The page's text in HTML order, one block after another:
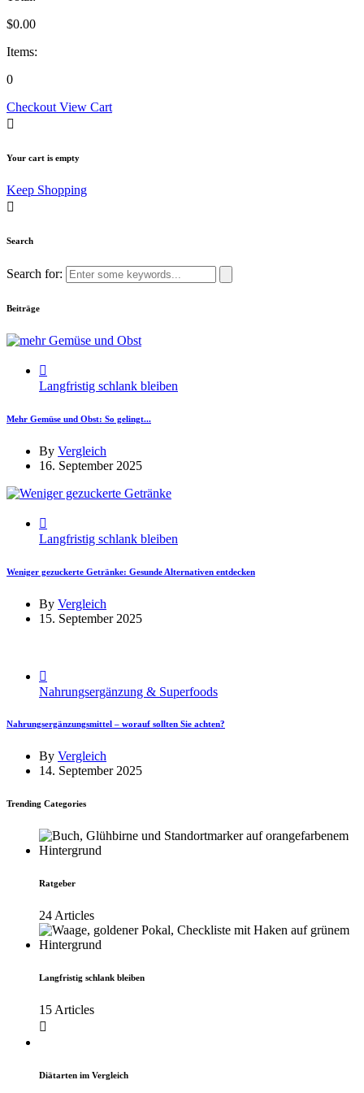
$0.00
Items:
0
Checkout View Cart
Your cart is empty
Keep Shopping
Search
Search for:
Beiträge
Langfristig schlank bleiben
Mehr Gemüse und Obst: So gelingt...
By Vergleich
16. September 2025
Langfristig schlank bleiben
Weniger gezuckerte Getränke: Gesunde Alternativen entdecken
By Vergleich
15. September 2025
Nahrungsergänzung & Superfoods
Nahrungsergänzungsmittel – worauf sollten Sie achten?
By Vergleich
14. September 2025
Trending Categories
Ratgeber
24 Articles
Langfristig schlank bleiben
15 Articles
Diätarten im Vergleich